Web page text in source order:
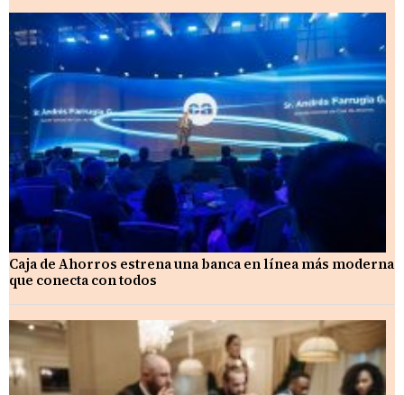
Caja de Ahorros estrena una banca en línea más moderna
que conecta con todos